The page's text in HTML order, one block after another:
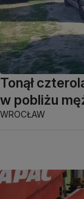
Tonął
w pobliżu
WROCŁAW